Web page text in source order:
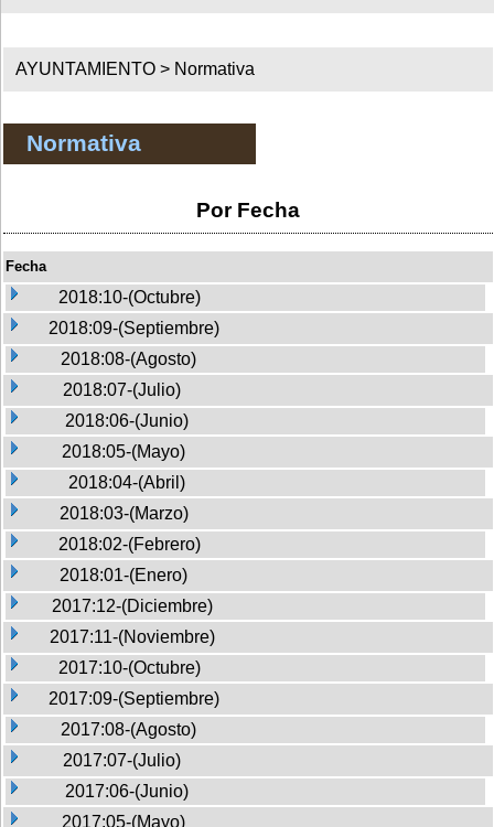
AYUNTAMIENTO > Normativa
Normativa
Por Fecha
Fecha
2018:10-(Octubre)
2018:09-(Septiembre)
2018:08-(Agosto)
2018:07-(Julio)
2018:06-(Junio)
2018:05-(Mayo)
2018:04-(Abril)
2018:03-(Marzo)
2018:02-(Febrero)
2018:01-(Enero)
2017:12-(Diciembre)
2017:11-(Noviembre)
2017:10-(Octubre)
2017:09-(Septiembre)
2017:08-(Agosto)
2017:07-(Julio)
2017:06-(Junio)
2017:05-(Mayo)